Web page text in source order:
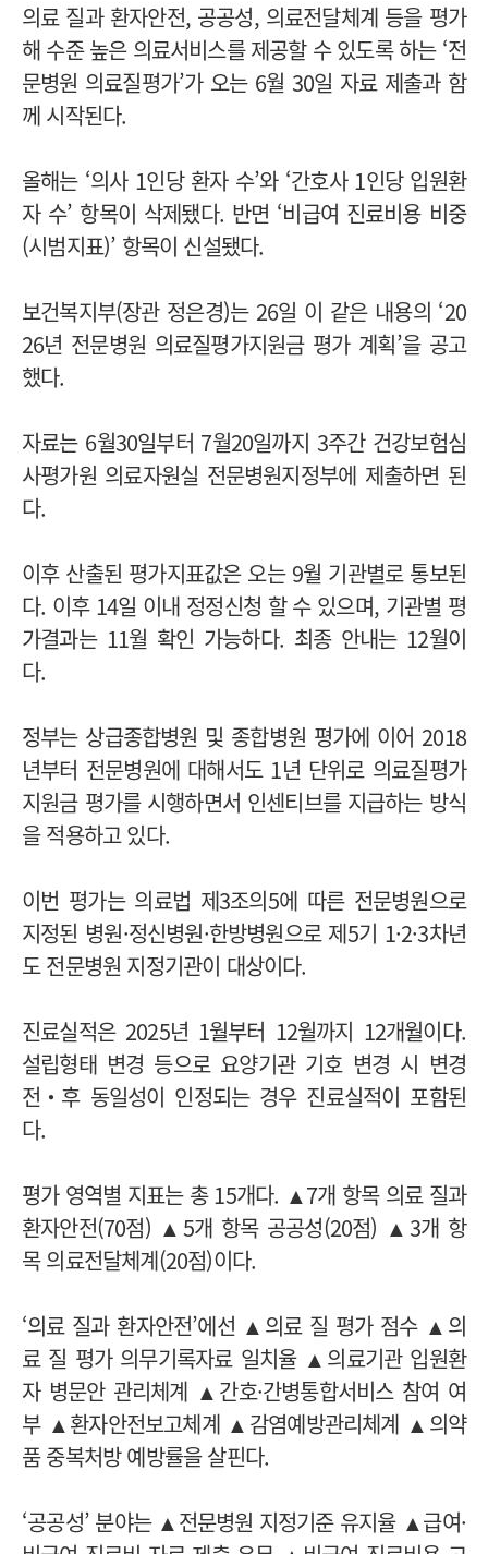
의료 질과 환자안전, 공공성, 의료전달체계 등을 평가
해 수준 높은 의료서비스를 제공할 수 있도록 하는 ‘전
문병원 의료질평가’가 오는 6월 30일 자료 제출과 함
께 시작된다.
올해는 ‘의사 1인당 환자 수’와 ‘간호사 1인당 입원환
자 수’ 항목이 삭제됐다. 반면 ‘비급여 진료비용 비중
(시범지표)’ 항목이 신설됐다.
보건복지부(장관 정은경)는 26일 이 같은 내용의 ‘20
26년 전문병원 의료질평가지원금 평가 계획’을 공고
했다.
자료는 6월30일부터 7월20일까지 3주간 건강보험심
사평가원 의료자원실 전문병원지정부에 제출하면 된
다.
이후 산출된 평가지표값은 오는 9월 기관별로 통보된
다. 이후 14일 이내 정정신청 할 수 있으며, 기관별 평
가결과는 11월 확인 가능하다. 최종 안내는 12월이
다.
정부는 상급종합병원 및 종합병원 평가에 이어 2018
년부터 전문병원에 대해서도 1년 단위로 의료질평가
지원금 평가를 시행하면서 인센티브를 지급하는 방식
을 적용하고 있다.
이번 평가는 의료법 제3조의5에 따른 전문병원으로
지정된 병원·정신병원·한방병원으로 제5기 1·2·3차년
도 전문병원 지정기관이 대상이다.
진료실적은 2025년 1월부터 12월까지 12개월이다.
설립형태 변경 등으로 요양기관 기호 변경 시 변경
전‧후 동일성이 인정되는 경우 진료실적이 포함된
다.
평가 영역별 지표는 총 15개다. ▲7개 항목 의료 질과
환자안전(70점) ▲5개 항목 공공성(20점) ▲3개 항
목 의료전달체계(20점)이다.
‘의료 질과 환자안전’에선 ▲의료 질 평가 점수 ▲의
료 질 평가 의무기록자료 일치율 ▲의료기관 입원환
자 병문안 관리체계 ▲간호·간병통합서비스 참여 여
부 ▲환자안전보고체계 ▲감염예방관리체계 ▲의약
품 중복처방 예방률을 살핀다.
‘공공성’ 분야는 ▲전문병원 지정기준 유지율 ▲급여·